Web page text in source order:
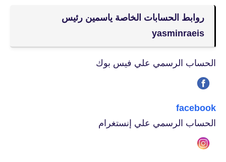
روابط الحسابات الخاصة ياسمين رئيس
yasminraeis
الحساب الرسمي علي فيس بوك
facebook
الحساب الرسمي علي إنستغرام